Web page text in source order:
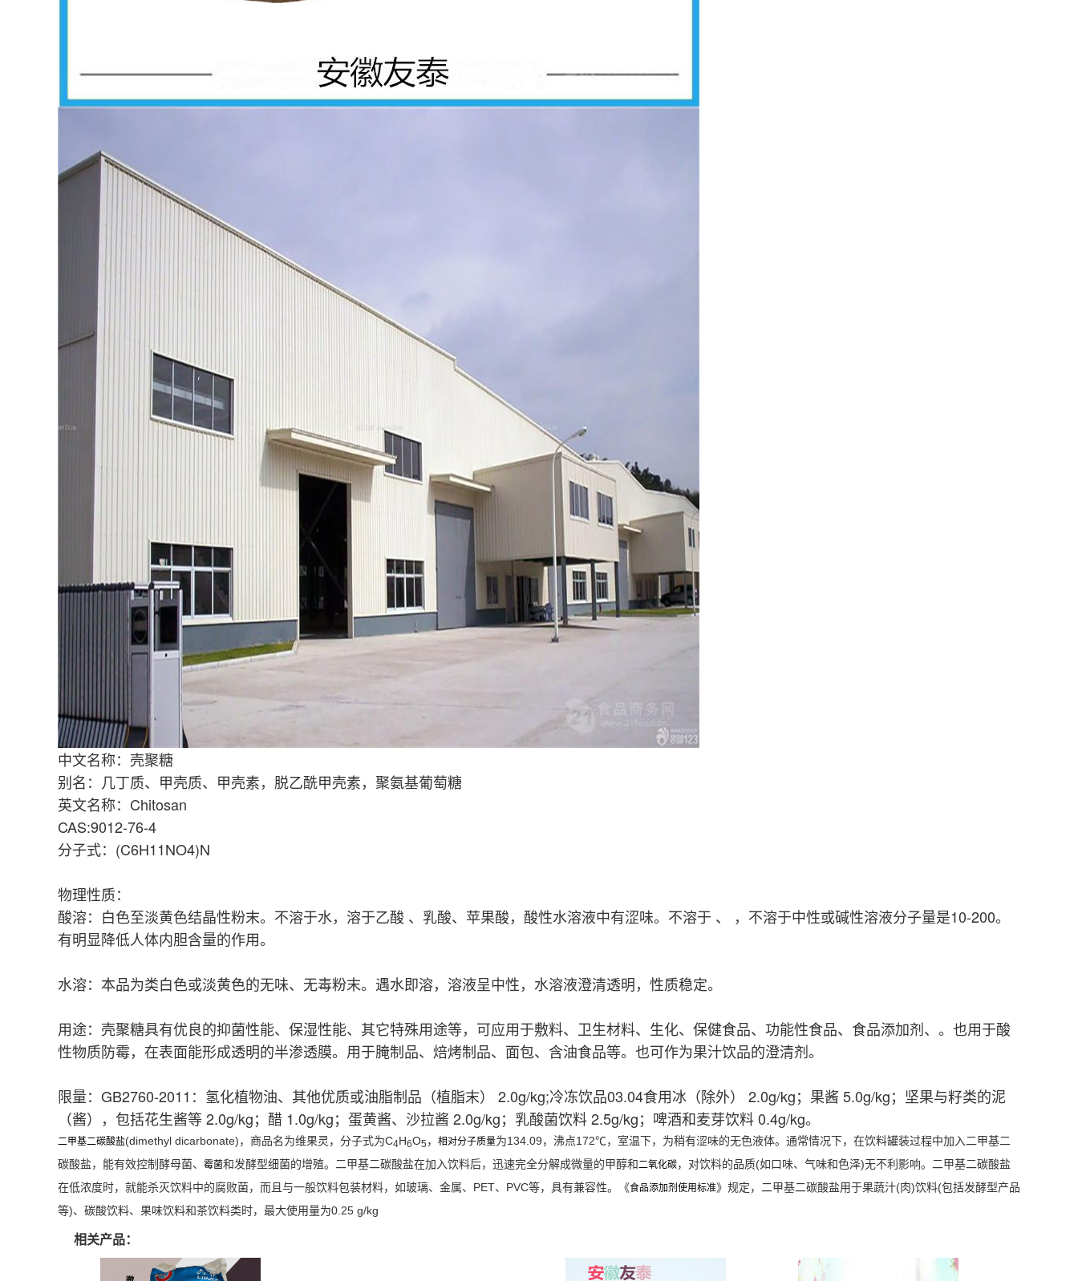
中文名称：壳聚糖
别名：几丁质、甲壳质、甲壳素，脱乙酰甲壳素，聚氨基葡萄糖
英文名称：Chitosan
CAS:9012-76-4
分子式：(C6H11NO4)N
物理性质：
酸溶：白色至淡黄色结晶性粉末。不溶于水，溶于乙酸 、乳酸、苹果酸，酸性水溶液中有涩味。不溶于 、 ，不溶于中性或碱性溶液分子量是10-200。
有明显降低人体内胆含量的作用。
水溶：本品为类白色或淡黄色的无味、无毒粉末。遇水即溶，溶液呈中性，水溶液澄清透明，性质稳定。
用途：壳聚糖具有优良的抑菌性能、保湿性能、其它特殊用途等，可应用于敷料、卫生材料、生化、保健食品、功能性食品、食品添加剂、。也用于酸
性物质防霉，在表面能形成透明的半渗透膜。用于腌制品、焙烤制品、面包、含油食品等。也可作为果汁饮品的澄清剂。
限量：GB2760-2011：氢化植物油、其他优质或油脂制品（植脂末） 2.0g/kg;冷冻饮品03.04食用冰（除外） 2.0g/kg；果酱 5.0g/kg；坚果与籽类的泥
（酱），包括花生酱等 2.0g/kg；醋 1.0g/kg；蛋黄酱、沙拉酱 2.0g/kg；乳酸菌饮料 2.5g/kg；啤酒和麦芽饮料 0.4g/kg。
二甲基二碳酸盐(dimethyl dicarbonate)，商品名为维果灵，分子式为C4H6O5 ， 相对分子质量为134.09，沸点172℃，室温下，为稍有涩味的无色液体。通常情况下，在饮料罐装过程中加入二甲基二
碳酸盐，能有效控制酵母菌、 霉菌和发酵型细菌的增殖。二甲基二碳酸盐在加入饮料后，迅速完全分解成微量的甲醇和二氧化碳，对饮料的品质(如口味、气味和色泽)无不利影响。二甲基二碳酸盐
在低浓度时，就能杀灭饮料中的腐败菌，而且与一般饮料包装材料，如玻璃、金属、PET、PVC等，具有兼容性。《食品添加剂使用标准》规定，二甲基二碳酸盐用于果蔬汁(肉)饮料(包括发酵型产品
等)、碳酸饮料、果味饮料和茶饮料类时，最大使用量为0.25 g/kg
相关产品：